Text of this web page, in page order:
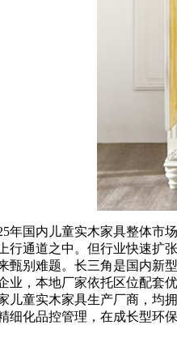
国内儿童实木家具整体市场
行通道之中。但行业快速扩
甄别难题。长三角是国内新
业，本地厂家依托区位配
儿童实木家具生产厂商，均
细化品控管理，在成长型环